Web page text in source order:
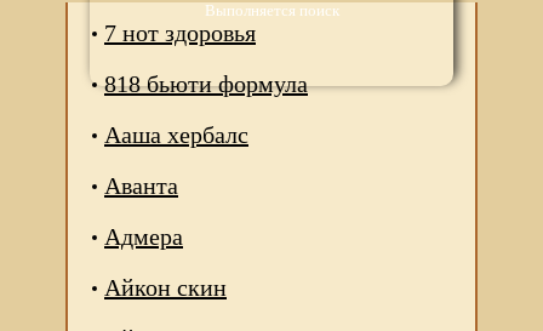
Выполняется поиск
7 нот здоровья
818 бьюти формула
Ааша хербалс
Аванта
Адмера
Айкон скин